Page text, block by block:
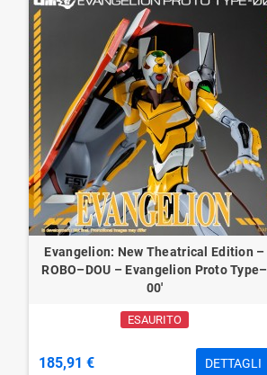
Evangelion: New Theatrical Edition –
ROBO–DOU – Evangelion Proto Type–
00′
ESAURITO
185,91 € DETTAGLI